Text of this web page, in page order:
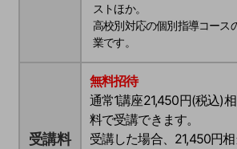
ストほか。
高校別対応の個別指導コース
業です。
受講料
無料招待
通常1講座21,450円(税込)
料で受講できます。
受講した場合、 21,450円